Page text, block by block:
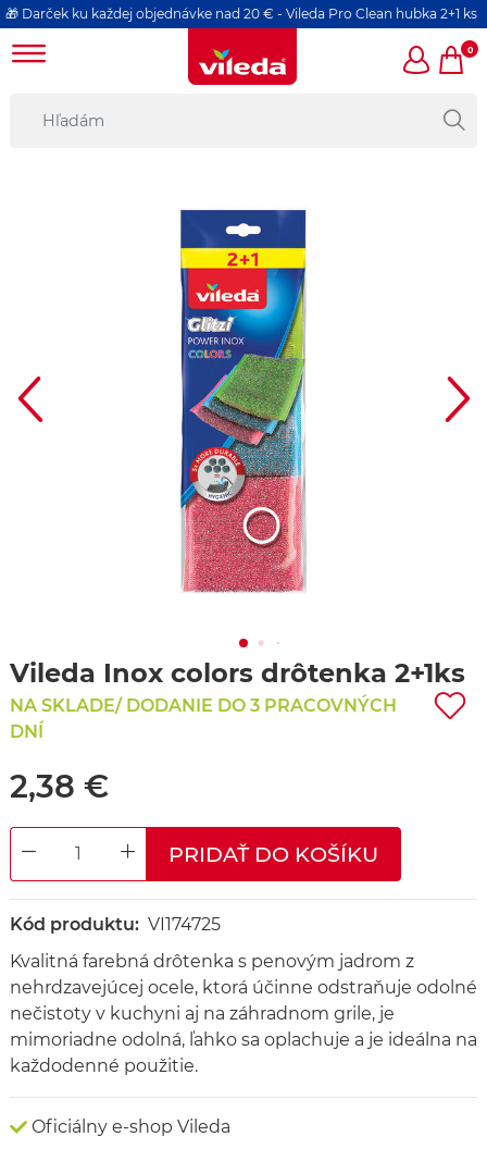
Darček ku každej objednávke nad 20 € - Vileda Pro Clean hubka 2+1 ks
0
Vileda Inox colors drôtenka 2+1ks
NA SKLADE/ DODANIE DO 3 PRACOVNÝCH
DNÍ
2,38 €
DECREASE QUANTITYINCREASE QUANTITY
PRIDAŤ DO KOŠÍKU
Kód produktu: VI174725
Kvalitná farebná drôtenka s penovým jadrom z
nehrdzavejúcej ocele, ktorá účinne odstraňuje odolné
nečistoty v kuchyni aj na záhradnom grile, je
mimoriadne odolná, ľahko sa oplachuje a je ideálna na
každodenné použitie.
Oficiálny e-shop Vileda